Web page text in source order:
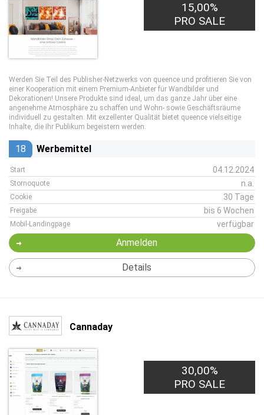
15,00%
PRO SALE
Werden Sie Teil des Publisher-Netzwerks von queence und profitieren Sie von
einer Kooperation mit einem Premium-Anbieter für Wandbilder und
Dekorationen! Unsere Produkte sind ideal, um das ganze Jahr über eine
angenehme Atmosphäre zu schaffen und Wohn- sowie Geschäftsräume
individuell zu gestalten. Mit exzellenter Qualität bietet queence vielseitige
Inhalte, die Ihr Publikum begeistern werden.
18 Werbemittel
Start 04.12.2024
Stornoquote n.a.
Cookie 30 Tage
Freigabe bis 6 Wochen
Mobil-Landingpage verfügbar
Anmelden
Details
Cannaday
30,00%
PRO SALE